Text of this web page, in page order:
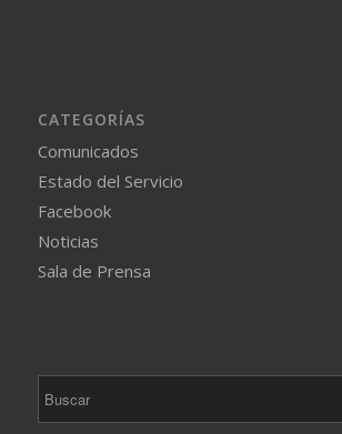
CATEGORÍAS
Comunicados
Estado del Servicio
Facebook
Noticias
Sala de Prensa